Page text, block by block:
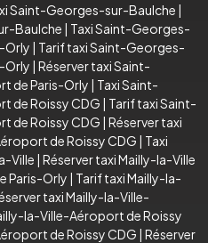
Saint-Georges-sur-Baulche |
Baulche | Taxi Saint-Georges-
Orly | Tarif taxi Saint-Georges-
Orly | Réserver taxi Saint-
de Paris-Orly | Taxi Saint-
de Roissy CDG | Tarif taxi Saint-
de Roissy CDG | Réserver taxi
de Roissy CDG | Taxi
Ville | Réserver taxi Mailly-la-Ville
Paris-Orly | Tarif taxi Mailly-la-
taxi Mailly-la-Ville-
la-Ville-Aéroport de Roissy
de Roissy CDG | Réserver